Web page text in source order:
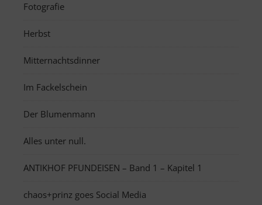
Fotografie
Herbst
Mitternachtsdinner
Im Fackelschein
Der Blumenmann
Alles unter null.
ANTIKHOF PFUNDEISEN – Band 1 – Kapitel 1
chaos+prinz goes Social Media